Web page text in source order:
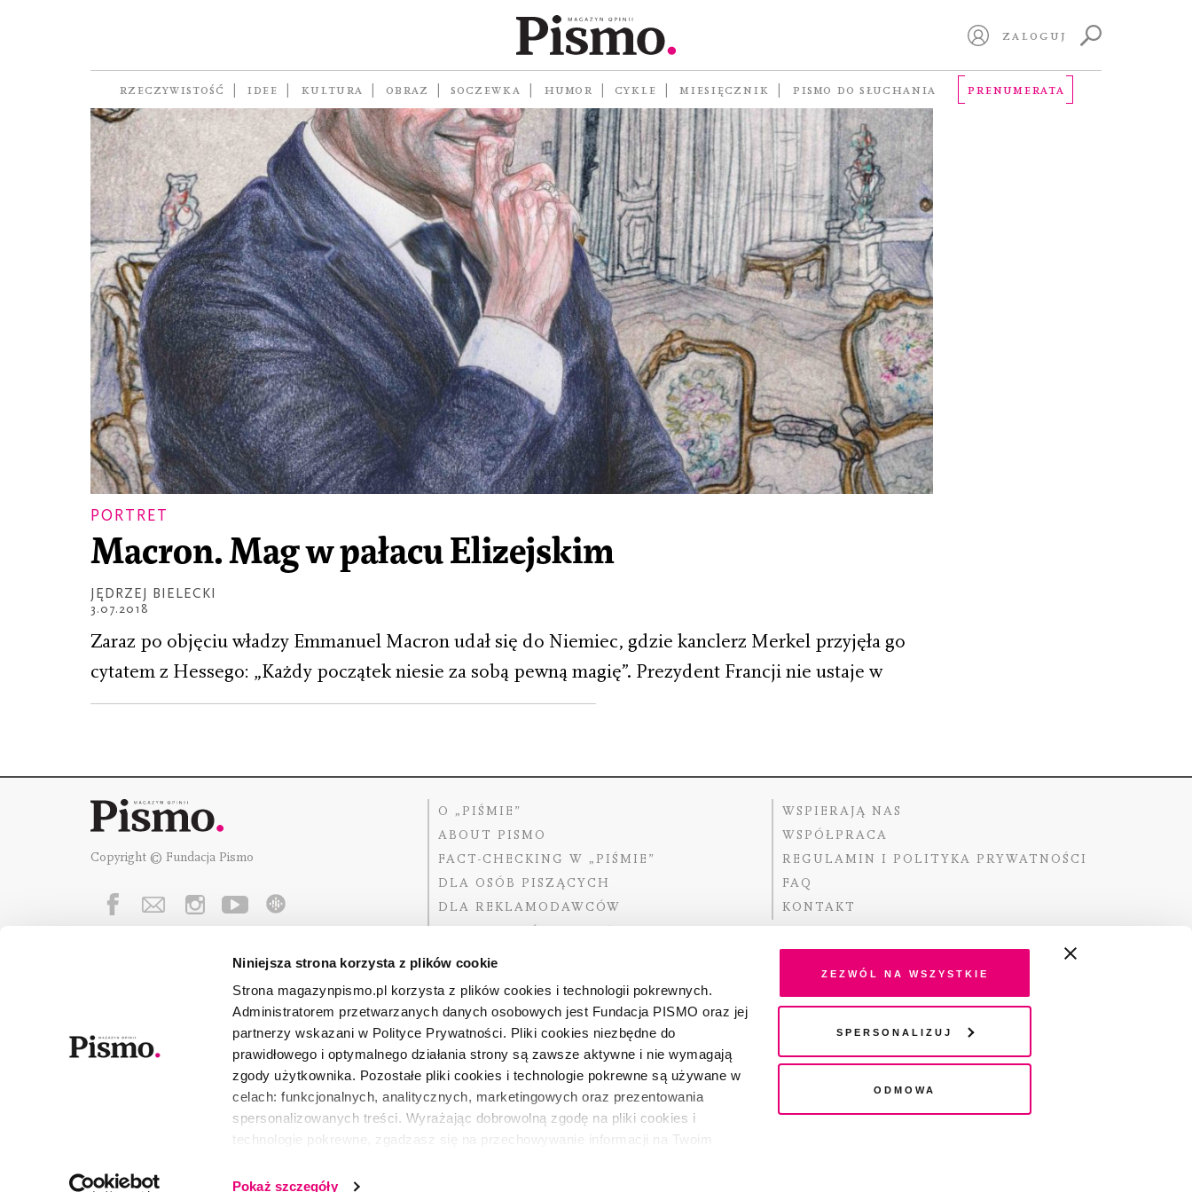
Niniejsza strona korzysta z plików cookie
Strona magazynpismo.pl korzysta z plików cookies i technologii pokrewnych.
Administratorem przetwarzanych danych osobowych jest Fundacja PISMO oraz jej
partnerzy wskazani w Polityce Prywatności. Pliki cookies niezbędne do
prawidłowego i optymalnego działania strony są zawsze aktywne i nie wymagają
zgody użytkownika. Pozostałe pliki cookies i technologie pokrewne są używane w
celach: funkcjonalnych, analitycznych, marketingowych oraz prezentowania
spersonalizowanych treści. Wyrażając dobrowolną zgodę na pliki cookies i
technologie pokrewne, zgadzasz się na przechowywanie informacji na Twoim
wszystkie lub niektóre pliki cookies i technologie pokrewne możesz w każdej chwili
Pokaż szczegóły
Zezwól na wszystkie
Spersonalizuj
Odmowa
ZALOGUJ
RZECZYWISTOŚĆ IDEE KULTURA OBRAZ SOCZEWKA HUMOR CYKLE MIESIĘCZNIK PISMO DO SŁUCHANIA PRENUMERATA
PORTRET
Macron. Mag w pałacu Elizejskim
JĘDRZEJ BIELECKI
3.07.2018
Zaraz po objęciu władzy Emmanuel Macron udał się do Niemiec, gdzie kanclerz Merkel przyjęła go
cytatem z Hessego: „Każdy początek niesie za sobą pewną magię”. Prezydent Francji nie ustaje w
Copyright © Fundacja Pismo
O „PIŚMIE”
ABOUT PISMO
FACT-CHECKING W „PIŚMIE”
DLA OSÓB PISZĄCYCH
DLA REKLAMODAWCÓW
WSPIERAJĄ NAS
WSPÓŁPRACA
REGULAMIN I POLITYKA PRYWATNOŚCI
FAQ
KONTAKT
Fundację Pismowspierają:
Dofinansowano ze środków Ministra Kultury i Dziedzictwa
Narodowego pochodzących z Funduszu Promocji Kultury –